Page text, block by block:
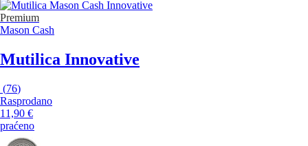
Premium
Mason Cash
Mutilica Innovative
(76)
Rasprodano
11,90 €
praćeno